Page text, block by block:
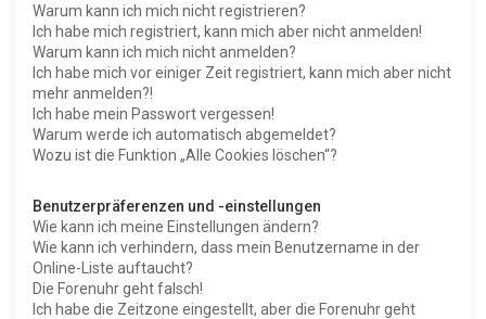
Warum kann ich mich nicht registrieren?
Ich habe mich registriert, kann mich aber nicht anmelden!
Warum kann ich mich nicht anmelden?
Ich habe mich vor einiger Zeit registriert, kann mich aber nicht
mehr anmelden?!
Ich habe mein Passwort vergessen!
Warum werde ich automatisch abgemeldet?
Wozu ist die Funktion „Alle Cookies löschen“?
Benutzerpräferenzen und -einstellungen
Wie kann ich meine Einstellungen ändern?
Wie kann ich verhindern, dass mein Benutzername in der
Online-Liste auftaucht?
Die Forenuhr geht falsch!
Ich habe die Zeitzone eingestellt, aber die Forenuhr geht